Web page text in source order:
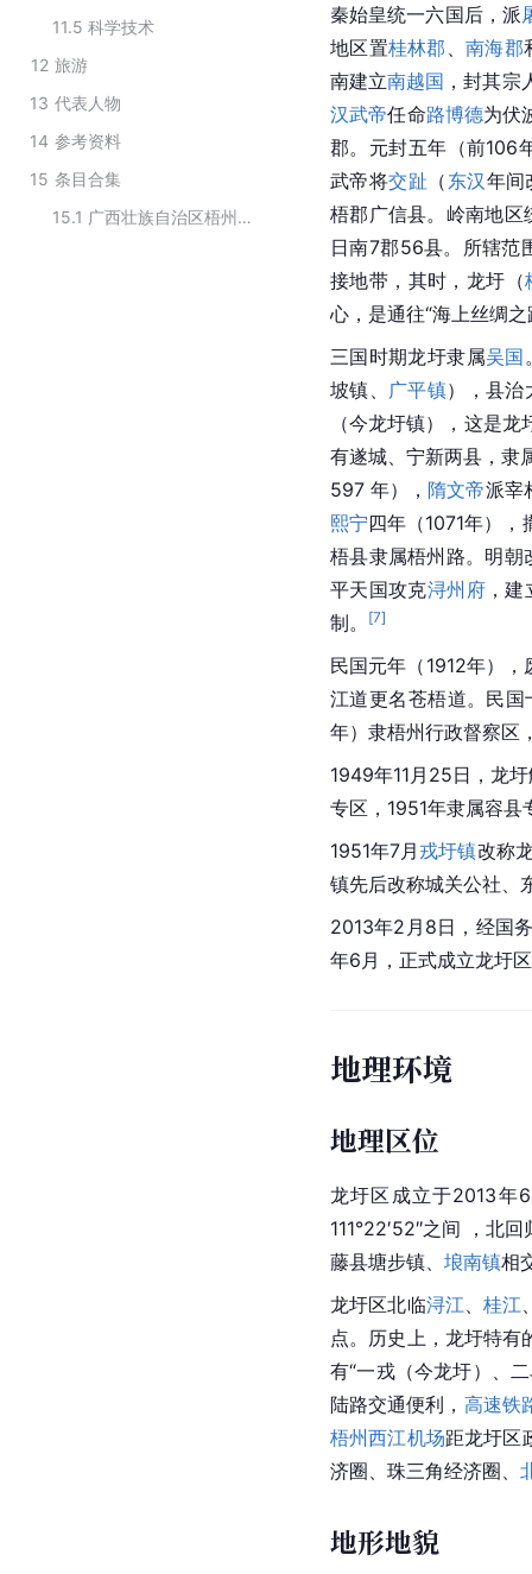
11.5 科学技术
12 旅游
13 代表人物
14 参考资料
15 条目合集
15.1
广西壮族自治区梧州市行政区划
秦始皇统一六国后，派
地区置桂林郡 、南海郡
南建立南越国 ，封其宗
汉武帝任命路博德为伏
郡。元封五年（前106
武帝将交趾 （ 东汉年间
梧郡广信县。岭南地区
日南7郡56县。所辖范
接地带，其时，龙圩（
心，是通往“海上丝绸
三国时期龙圩隶属吴国
坡镇、 广平镇），县治
（今龙圩镇），这是
有遂城、宁新两县，隶
597 年）， 隋文帝派宰
熙宁四年（1071年）
梧县隶属梧州路。明朝
平天国攻克浔州府，建
制。
[7]
民国元年（1912年）
江道更名苍梧道。民
年）隶梧州行政督察区
1949年11月25日，龙
专区，1951年隶属容县
1951年7月 戎圩镇改称
镇先后改称城关公社、
2013年2月8日，经国
年6月，正式成立龙圩
地理环境
地理区位
龙圩区成立于2013年
111°22′52″之间 ，北
藤县塘步镇、 埌南镇相
龙圩区北临浔江 、桂江
点。历史上，龙圩特有
有“一戎（今龙圩）、
陆路交通便利， 高速铁
梧州西江机场距龙圩区
济圈、珠三角经济圈、
地形地貌